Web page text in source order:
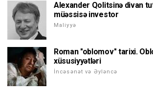
Alexander Qolitsinə divan
müəssisə investor
Maliyyə
Roman "oblomov" tarixi.
xüsusiyyətləri
İncəsənət və Əyləncə